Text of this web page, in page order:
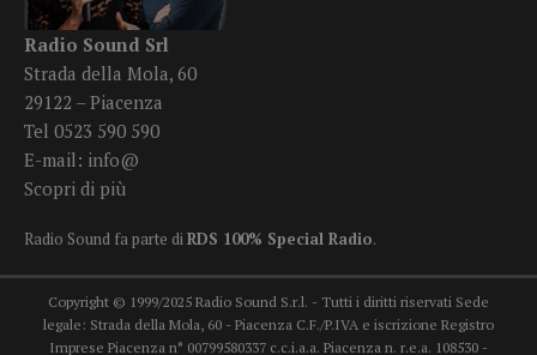
Radio Sound Srl
Strada della Mola, 60
29122 – Piacenza
Tel 0523 590 590
E-mail: info@
Scopri di più
Radio Sound fa parte diRDS 100% Special Radio.
Copyright © 1999/2025 Radio Sound S.r.l. - Tutti i diritti riservati Sede
legale: Strada della Mola, 60 - Piacenza C.F./P.IVA e iscrizione Registro
Imprese Piacenza n° 00799580337 c.c.i.a.a. Piacenza n. r.e.a. 108530 -